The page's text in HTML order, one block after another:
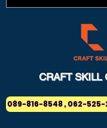
CRAFT SKILL
089-816-8548 , 062-525-